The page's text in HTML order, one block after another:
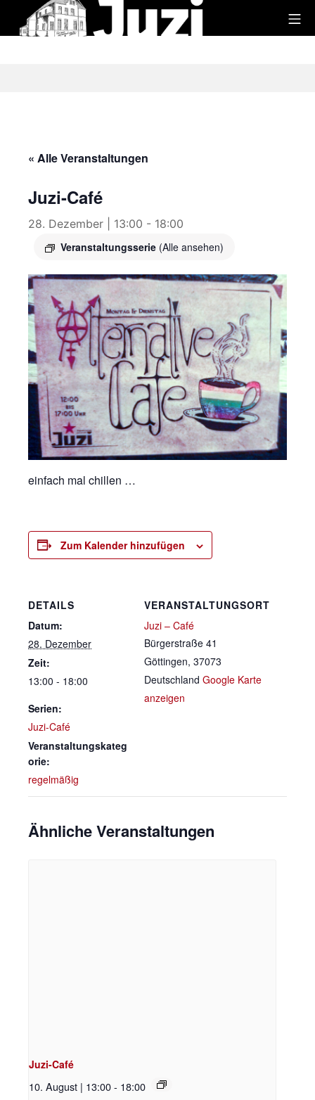
Inhalt
« Alle Veranstaltungen
Juzi-Café
28. Dezember | 13:00 - 18:00
Veranstaltungsserie (Alle ansehen)
einfach mal chillen …
Zum Kalender hinzufügen
DETAILS
Datum:
28. Dezember
Zeit:
13:00 - 18:00
Serien:
Juzi-Café
Veranstaltungskateg
orie:
regelmäßig
VERANSTALTUNGSORT
Juzi – Café
Bürgerstraße 41
Göttingen, 37073
Deutschland Google Karte
anzeigen
Ähnliche Veranstaltungen
Juzi-Café
10. August | 13:00- 18:00